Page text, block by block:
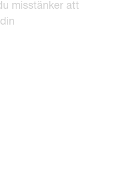
misstänker att